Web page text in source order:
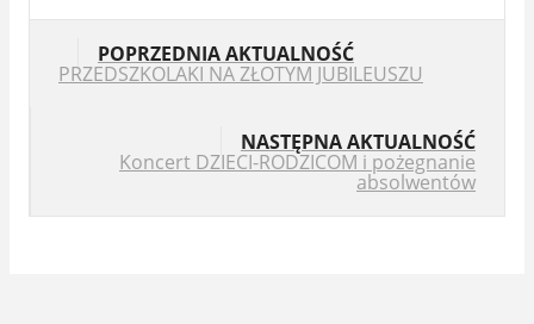
POPRZEDNIA AKTUALNOŚĆ
PRZEDSZKOLAKI NA ZŁOTYM JUBILEUSZU
NASTĘPNA AKTUALNOŚĆ
Koncert DZIECI-RODZICOM i pożegnanie
absolwentów